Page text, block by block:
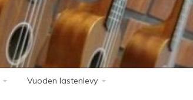
Vuoden lastenlevy